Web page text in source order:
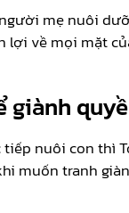
mẹ nuôi
lợi về mọi mặt
nuôi con thì
muốn tranh